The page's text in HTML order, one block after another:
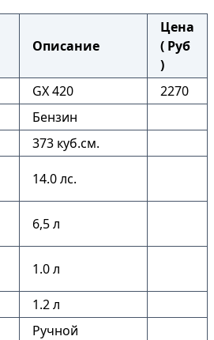
Описание
Цена
( Руб
)
GX 420
2270
Бензин
373 куб.см.
14.0 лс.
6,5 л
1.0 л
1.2 л
Ручной